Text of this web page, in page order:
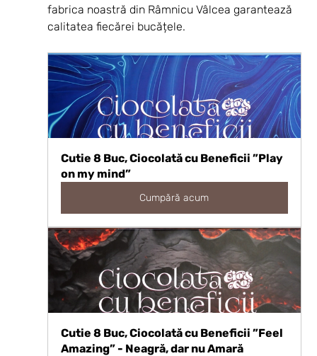
fabrica noastră din Râmnicu Vâlcea garantează
calitatea fiecărei bucățele.
Cutie 8 Buc, Ciocolată cu Beneficii ”Play
on my mind”
Cumpără acum
Cutie 8 Buc, Ciocolată cu Beneficii ”Feel
Amazing” - Neagră, dar nu Amară